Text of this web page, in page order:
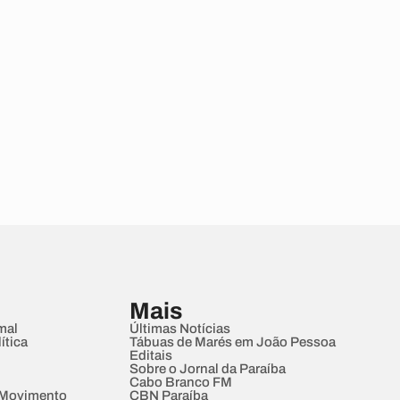
Mais
Últimas Notícias
Tábuas de Marés em João Pessoa
Editais
Sobre o Jornal da Paraíba
Cabo Branco FM
CBN Paraíba